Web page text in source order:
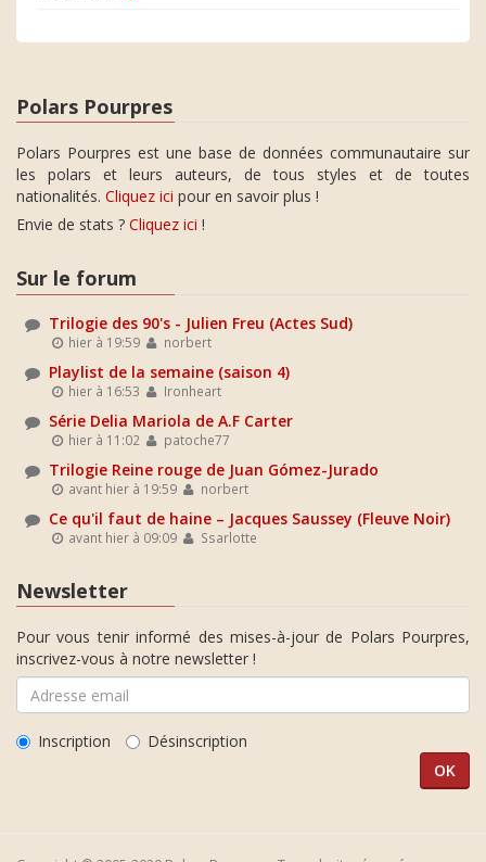
Polars Pourpres
Polars Pourpres est une base de données communautaire sur
les polars et leurs auteurs, de tous styles et de toutes
nationalités. Cliquez ici pour en savoir plus !
Envie de stats ? Cliquez ici !
Sur le forum
Trilogie des 90's - Julien Freu (Actes Sud)
hier à 19:59 norbert
Playlist de la semaine (saison 4)
hier à 16:53 Ironheart
Série Delia Mariola de A.F Carter
hier à 11:02 patoche77
Trilogie Reine rouge de Juan Gómez-Jurado
avant hier à 19:59 norbert
Ce qu'il faut de haine – Jacques Saussey (Fleuve Noir)
avant hier à 09:09 Ssarlotte
Newsletter
Pour vous tenir informé des mises-à-jour de Polars Pourpres,
inscrivez-vous à notre newsletter !
Inscription Désinscription